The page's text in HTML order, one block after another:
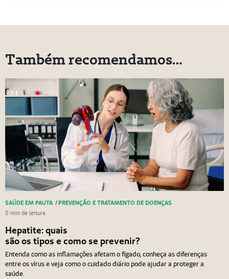
Também recomendamos…
SAÚDE EM PAUTA / PREVENÇÃO E TRATAMENTO DE DOENÇAS
5 min de leitura
Hepatite: quais
são os tipos e como se prevenir?
Entenda como as inflamações afetam o fígado, conheça as diferenças
entre os vírus e veja como o cuidado diário pode ajudar a proteger a
saúde.